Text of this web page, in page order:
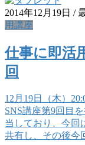
2014年12月19日 /
用講座
仕事に即活
回
12月19日（木）
SNS講座第9回目
当しており、今回
共有し、その後